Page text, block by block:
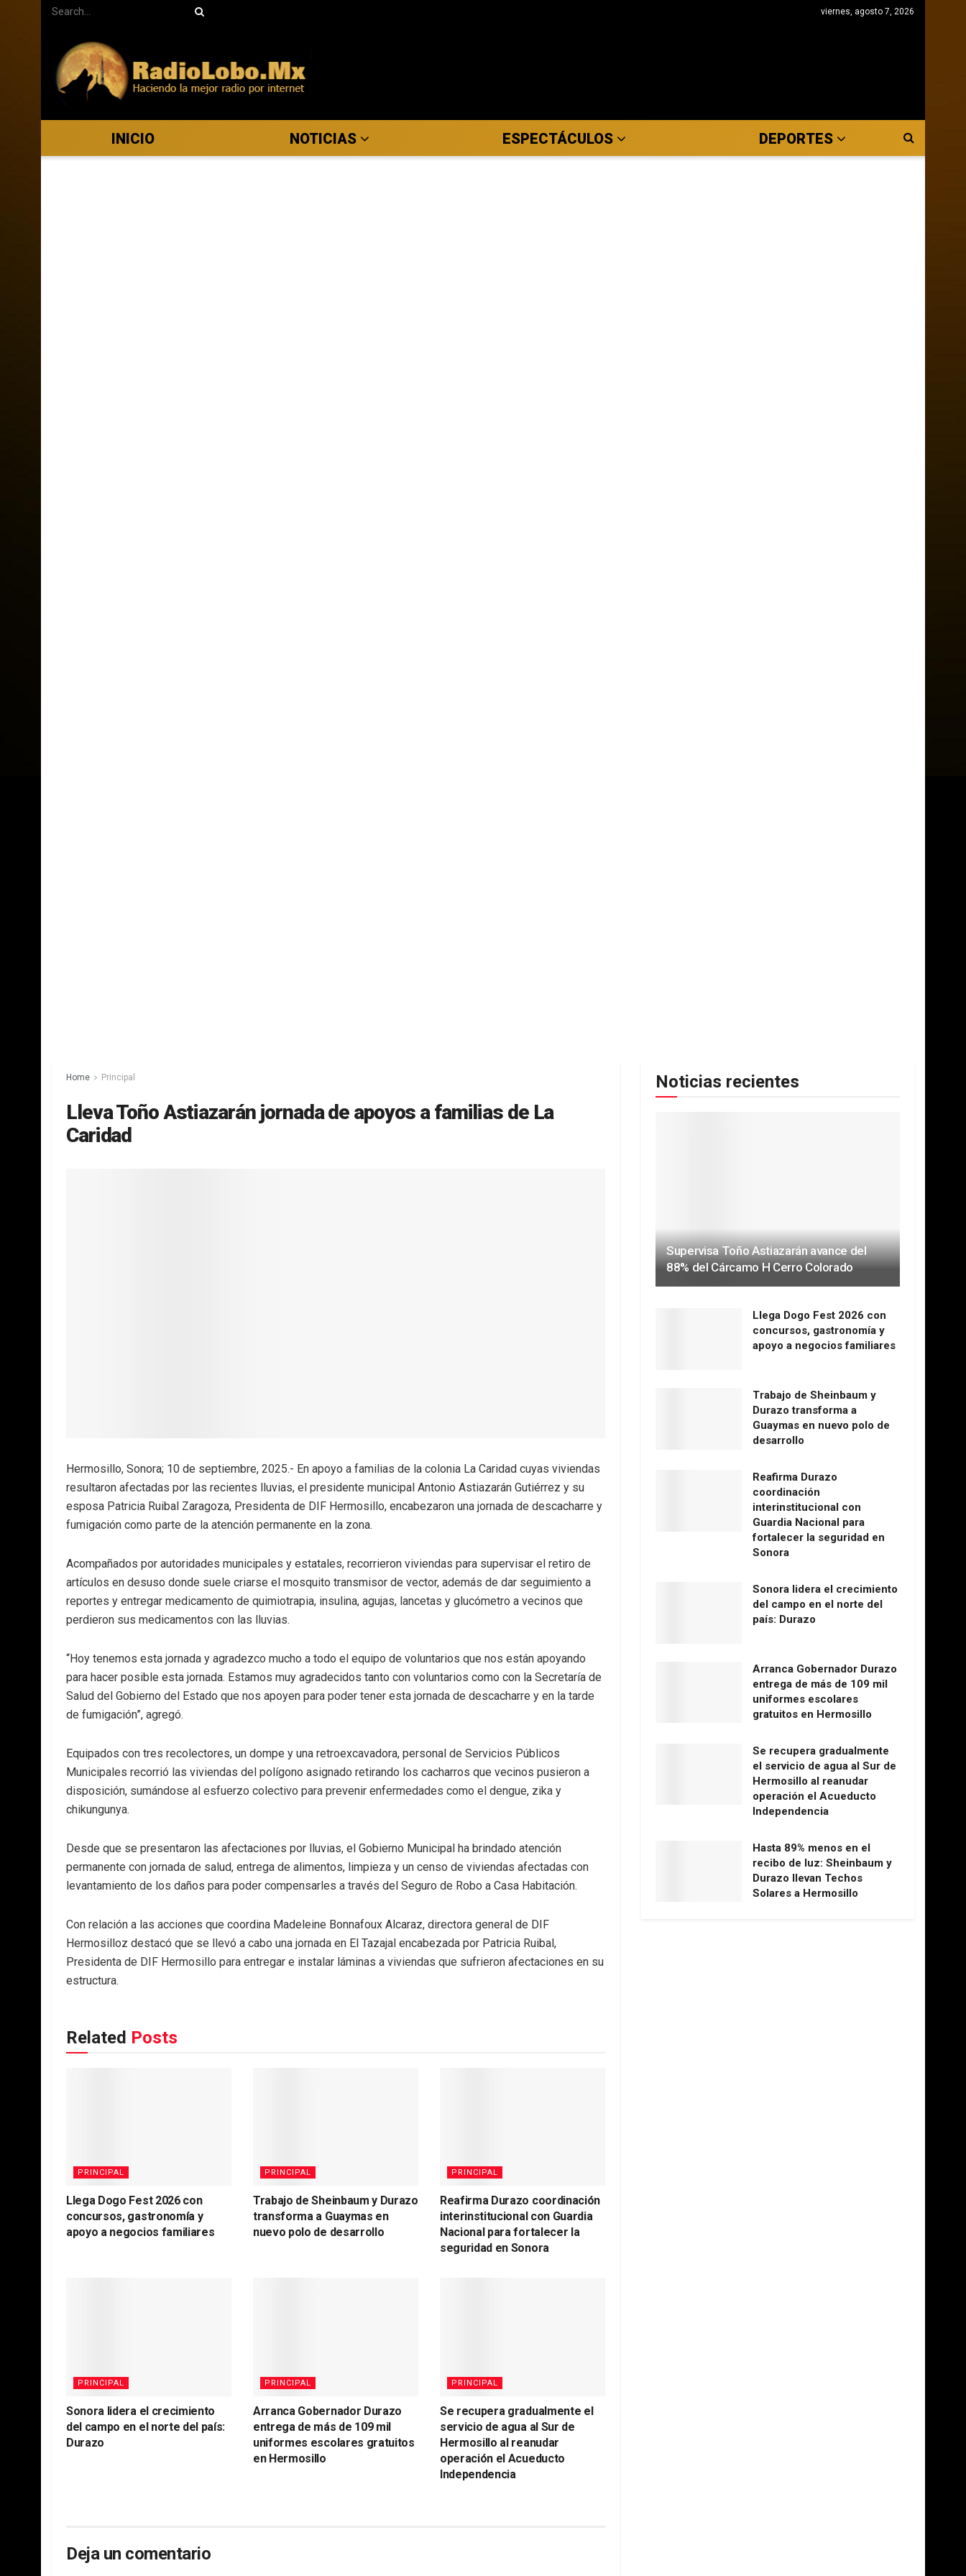
viernes, agosto 7, 2026
INICIO NOTICIAS ESPECTÁCULOS DEPORTES
Home Principal
Lleva Toño Astiazarán jornada de apoyos a familias de La
Caridad
Hermosillo, Sonora; 10 de septiembre, 2025.- En apoyo a familias de la colonia La Caridad cuyas viviendas
resultaron afectadas por las recientes lluvias, el presidente municipal Antonio Astiazarán Gutiérrez y su
esposa Patricia Ruibal Zaragoza, Presidenta de DIF Hermosillo, encabezaron una jornada de descacharre y
fumigación como parte de la atención permanente en la zona.
Acompañados por autoridades municipales y estatales, recorrieron viviendas para supervisar el retiro de
artículos en desuso donde suele criarse el mosquito transmisor de vector, además de dar seguimiento a
reportes y entregar medicamento de quimiotrapia, insulina, agujas, lancetas y glucómetro a vecinos que
perdieron sus medicamentos con las lluvias.
“Hoy tenemos esta jornada y agradezco mucho a todo el equipo de voluntarios que nos están apoyando
para hacer posible esta jornada. Estamos muy agradecidos tanto con voluntarios como con la Secretaría de
Salud del Gobierno del Estado que nos apoyen para poder tener esta jornada de descacharre y en la tarde
de fumigación”, agregó.
Equipados con tres recolectores, un dompe y una retroexcavadora, personal de Servicios Públicos
Municipales recorrió las viviendas del polígono asignado retirando los cacharros que vecinos pusieron a
disposición, sumándose al esfuerzo colectivo para prevenir enfermedades como el dengue, zika y
chikungunya.
Desde que se presentaron las afectaciones por lluvias, el Gobierno Municipal ha brindado atención
permanente con jornada de salud, entrega de alimentos, limpieza y un censo de viviendas afectadas con
levantamiento de los daños para poder compensarles a través del Seguro de Robo a Casa Habitación.
Con relación a las acciones que coordina Madeleine Bonnafoux Alcaraz, directora general de DIF
Hermosilloz destacó que se llevó a cabo una jornada en El Tazajal encabezada por Patricia Ruibal,
Presidenta de DIF Hermosillo para entregar e instalar láminas a viviendas que sufrieron afectaciones en su
estructura.
Related Posts
PRINCIPAL
Llega Dogo Fest 2026 con
concursos, gastronomía y
apoyo a negocios familiares
PRINCIPAL
Trabajo de Sheinbaum y Durazo
transforma a Guaymas en
nuevo polo de desarrollo
PRINCIPAL
Reafirma Durazo coordinación
interinstitucional con Guardia
Nacional para fortalecer la
seguridad en Sonora
PRINCIPAL
Sonora lidera el crecimiento
del campo en el norte del país:
Durazo
PRINCIPAL
Arranca Gobernador Durazo
entrega de más de 109 mil
uniformes escolares gratuitos
en Hermosillo
PRINCIPAL
Se recupera gradualmente el
servicio de agua al Sur de
Hermosillo al reanudar
operación el Acueducto
Independencia
Deja un comentario
Noticias recientes
Supervisa Toño Astiazarán avance del
88% del Cárcamo H Cerro Colorado
Llega Dogo Fest 2026 con
concursos, gastronomía y
apoyo a negocios familiares
Trabajo de Sheinbaum y
Durazo transforma a
Guaymas en nuevo polo de
desarrollo
Reafirma Durazo
coordinación
interinstitucional con
Guardia Nacional para
fortalecer la seguridad en
Sonora
Sonora lidera el crecimiento
del campo en el norte del
país: Durazo
Arranca Gobernador Durazo
entrega de más de 109 mil
uniformes escolares
gratuitos en Hermosillo
Se recupera gradualmente
el servicio de agua al Sur de
Hermosillo al reanudar
operación el Acueducto
Independencia
Hasta 89% menos en el
recibo de luz: Sheinbaum y
Durazo llevan Techos
Solares a Hermosillo